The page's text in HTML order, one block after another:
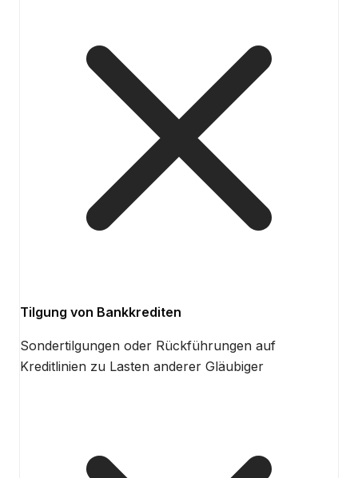
Tilgung von Bankkrediten
Sondertilgungen oder Rückführungen auf
Kreditlinien zu Lasten anderer Gläubiger